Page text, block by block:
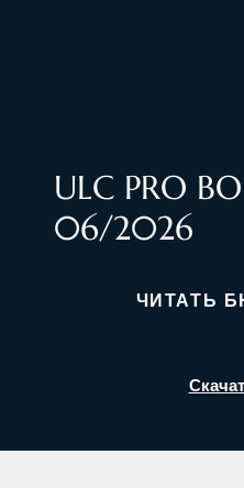
ULC PRO
06/2026
ЧИТАТЬ